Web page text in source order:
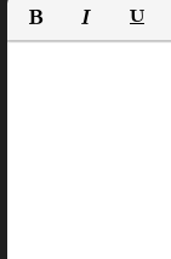
Полужирный
Курсив